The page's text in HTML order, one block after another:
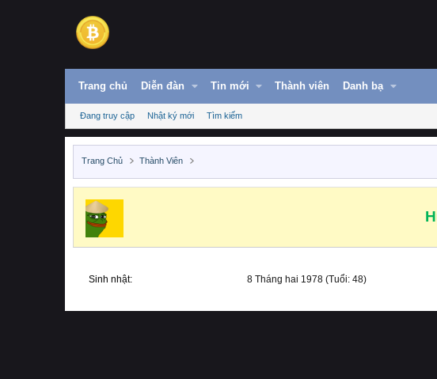
Trang chủ Diễn đàn Tin mới Thành viên Danh bạ
Đang truy cập Nhật ký mới Tìm kiếm
Trang Chủ Thành Viên
Sinh nhật 8 Tháng hai 1978 (Tuổi: 48)